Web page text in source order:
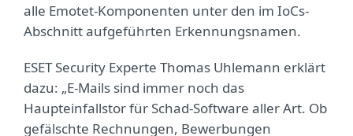
alle Emotet-Komponenten unter den im IoCs-
Abschnitt aufgeführten Erkennungsnamen.
ESET Security Experte Thomas Uhlemann erklärt
dazu: „E-Mails sind immer noch das
Haupteinfallstor für Schad-Software aller Art. Ob
gefälschte Rechnungen, Bewerbungen